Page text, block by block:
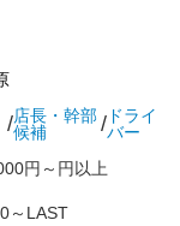
/店長・幹部
候補
/ ドライ
バー
円～円以上
～LAST